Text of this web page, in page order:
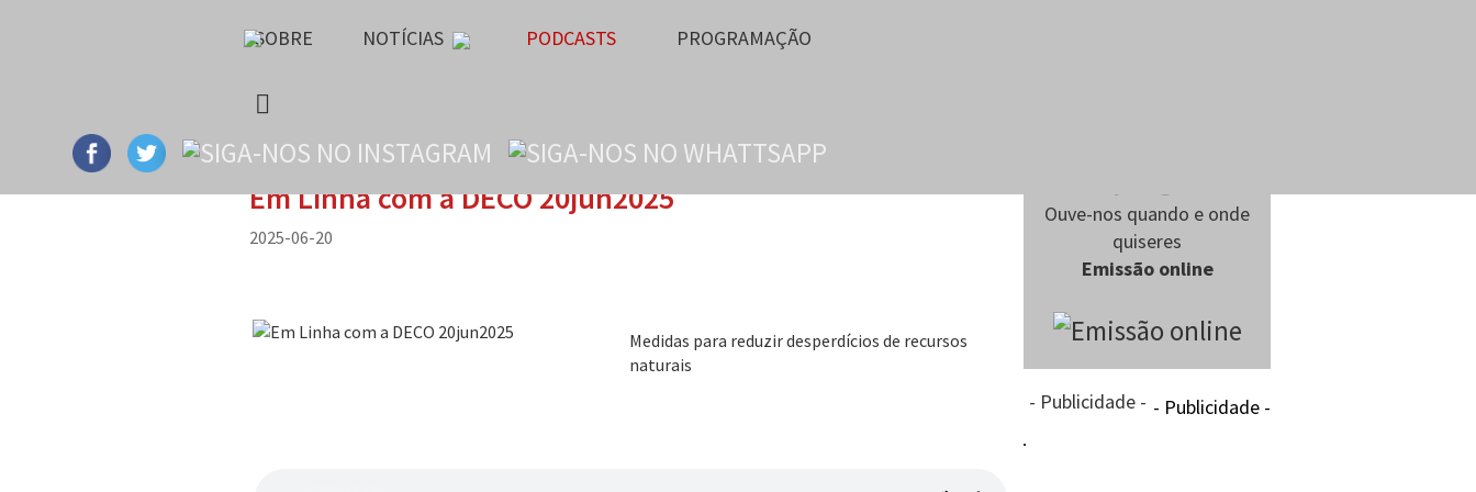
SOBRE NOTÍCIAS PODCASTS PROGRAMAÇÃO
Em Linha com a DECO 20jun2025
2025-06-20
Medidas para reduzir desperdícios de recursos
naturais
Ouve-nos quando e onde
quiseres
Emissão online
- Publicidade - - Publicidade -